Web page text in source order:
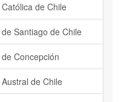
de Chile
Santiago de Chile
Concepción
de Chile